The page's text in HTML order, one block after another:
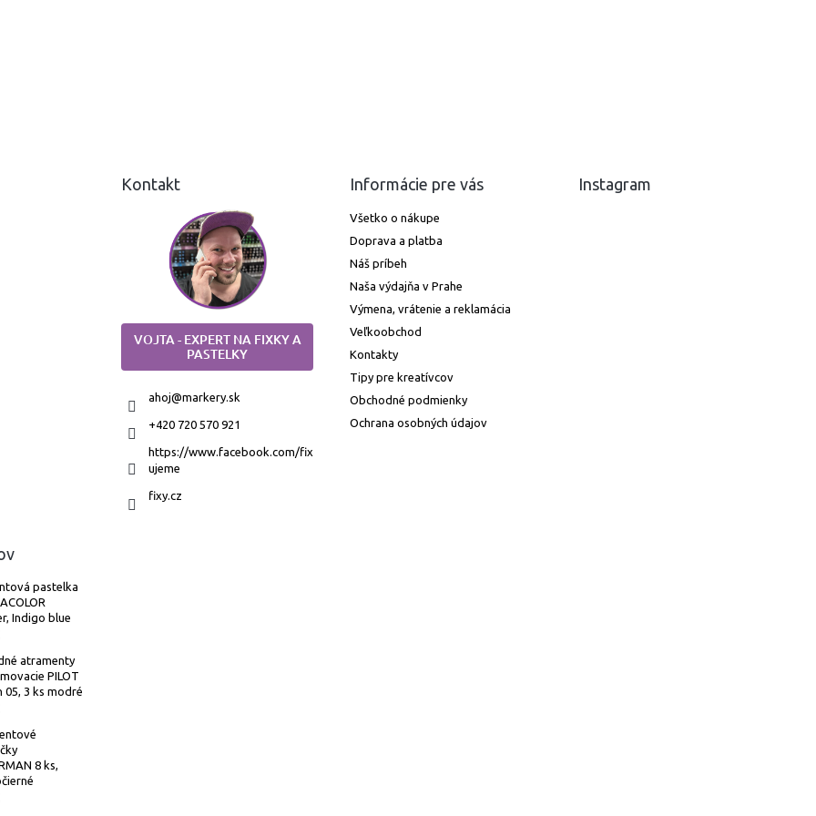
Kontakt
VOJTA - EXPERT NA FIXKY A
PASTELKY
ahoj@markery.sk
+420 720 570 921
https://www.facebook.com/fix
ujeme
fixy.cz
Informácie pre vás
Všetko o nákupe
Doprava a platba
Náš príbeh
Naša výdajňa v Prahe
Výmena, vrátenie a reklamácia
Veľkoobchod
Kontakty
Tipy pre kreatívcov
Obchodné podmienky
Ochrana osobných údajov
Instagram
pastelka
Indigo blue
atramenty
PILOT
05, 3 ks modré
8 ks,